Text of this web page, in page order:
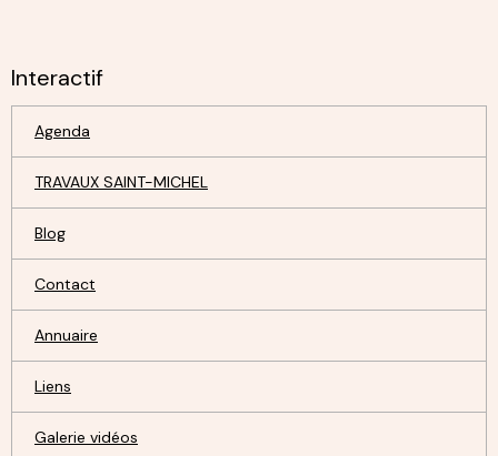
Interactif
Agenda
TRAVAUX SAINT-MICHEL
Blog
Contact
Annuaire
Liens
Galerie vidéos